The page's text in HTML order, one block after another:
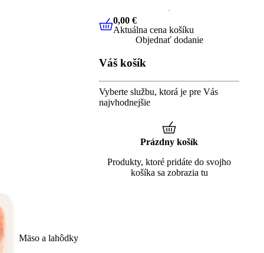
Mäso a lahôdky
0,00 €Aktuálna cena košíku
0,00 €
Aktuálna cena košíku
Objednať dodanie
Váš košík
Vyberte službu, ktorá je pre Vás
najvhodnejšie
Prázdny košík
Produkty, ktoré pridáte do svojho
košíka sa zobrazia tu